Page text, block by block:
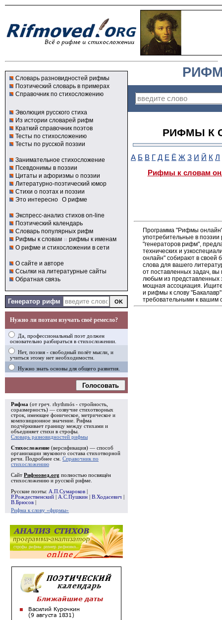
Словарь разновидностей рифмы
Поэтический словарь в примерах
Справочник по стихосложению
Эволюция русского стиха
Из истории словарей рифм
Краткий справочник поэтов
Тесты по стихосложению
Тесты по русской поэзии
Занимательное стихосложение
Псевдонимы в поэзии
Цитаты и афоризмы о поэзии
Литературно-поэтический юмор
Стихи о поэтах и поэзии
Это интересно О рифме
Экспресс-анализ стихов on-line
Поэтический календарь
Словарь популярных рифм
Рифмы к словам и рифмы к именам
О рифме и стихосложении в сети
О сайте и авторе
Ссылки на литературные сайты
Обратная связь
Генератор рифм
Нужно ли поэтам изучать своё ремесло?
Да, профессиональный поэт должен
основательно разбираться в стихосложении.
Нет, поэзия - свободный полёт мысли, и
учиться этому нет необходимости.
Нужно знать основы для общего развития.
Голосовать
Рифма (от греч. rhythmós - стройность,
соразмерность) — созвучие стихотворных
строк, имеющее фоническое, метрическое и
композиционное значение. Рифма
подчёркивает границу между стихами и
объединяет стихи в строфы
Словарь разновидностей рифмы
Стихосложение (версификация) — способ
организации звукового состава стихотворной
речи. Подробнее см. Справочник по
стихосложению
Сайт Рифмовед.org полностью посвящён
стихосложению и русской рифме.
Русские поэты: А.П.Сумароков
Р.Рождественский
А.С.Пушкин В.Ходасевич
В.Брюсов
Рифма к слову «фирмы»
РИФМЫ К
А Б В Г Д Е Ё Ж З И Й К Л
Рифмы к словам
Программа "Рифмы
употребительные в
"генераторов рифм",
технических и
онлайн" собирают в своей
слова для вашего
от поставленных задач,
любым из
мощная ассоциация. Ищите
и рифмы к слову
требовательными к вашим